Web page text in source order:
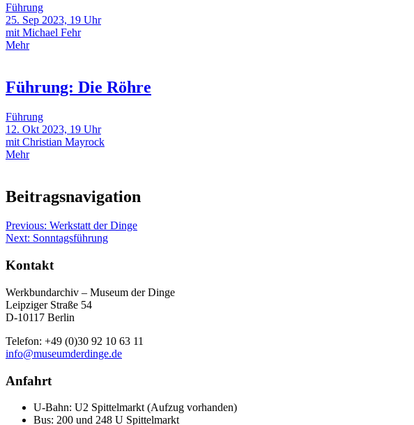
Führung
25. Sep 2023, 19 Uhr
mit Michael Fehr
Mehr
Führung: Die Röhre
Führung
12. Okt 2023, 19 Uhr
mit Christian Mayrock
Mehr
Beitragsnavigation
Previous: Werkstatt der Dinge
Next: Sonntagsführung
Kontakt
Werkbundarchiv – Museum der Dinge
Leipziger Straße 54
D-10117 Berlin
Telefon: +49 (0)30 92 10 63 11
info@museumderdinge.de
Anfahrt
U-Bahn: U2 Spittelmarkt (Aufzug vorhanden)
Bus: 200 und 248 U Spittelmarkt